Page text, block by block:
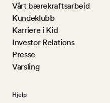
Vårt bærekraftsarbeid
Kundeklubb
Karriere i Kid
Investor Relations
Presse
Varsling
Hjelp